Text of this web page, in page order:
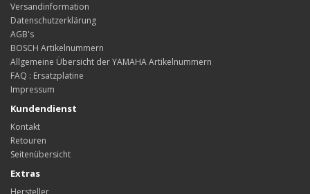
Versandinformation
Datenschutzerklärung
AGB's
BOSCH Artikelnummern
Allgemeine Übersicht der YAMAHA Artikelnummern
FAQ : Ersatzplatine
Impressum
Kundendienst
Kontakt
Retouren
Seitenübersicht
Extras
Hersteller